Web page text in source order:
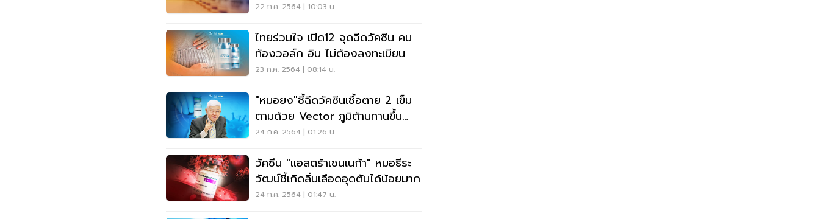
22 ก.ค. 2564 | 10:03 น.
ไทยร่วมใจ เปิด12 จุดฉีดวัคซีน คน
ท้องวอล์ก อิน ไม่ต้องลงทะเบียน
23 ก.ค. 2564 | 08:14 น.
"หมอยง"ชี้ฉีดวัคซีนเชื้อตาย 2 เข็ม
ตามด้วย Vector ภูมิต้านทานขึ้น
1หมื่นหน่วย สูงกว่า MRNA
24 ก.ค. 2564 | 01:26 น.
วัคซีน "แอสตร้าเซนเนก้า" หมอธีระ
วัฒน์ชี้เกิดลิ่มเลือดอุดตันได้น้อยมาก
24 ก.ค. 2564 | 01:47 น.